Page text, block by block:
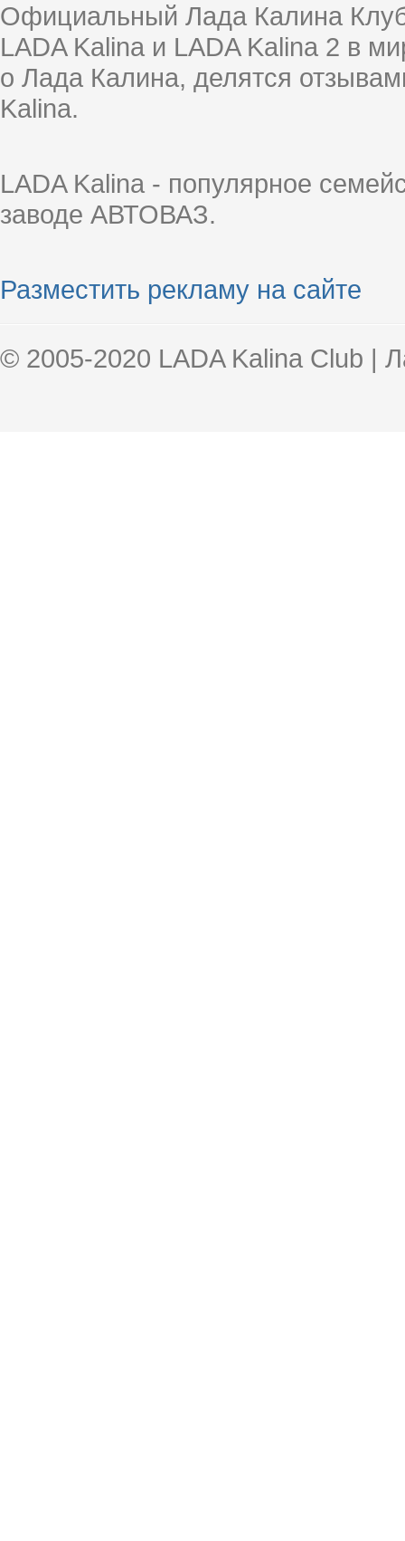
Официальный Лада Калина
LADA Kalina и LADA Kalina 2 в
о Лада Калина, делятся
Kalina.
LADA Kalina - популярное
заводе АВТОВАЗ.
Разместить рекламу на сайте
© 2005-2020 LADA Kalina Club |